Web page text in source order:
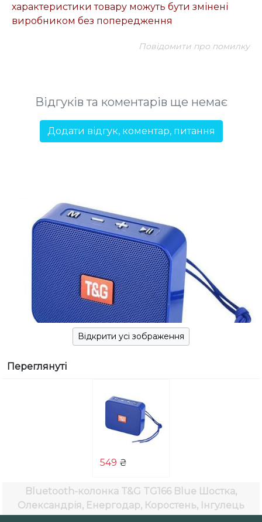
характеристики товару можуть бути змінені
виробником без попередження
Повідомити про помилку
Відгуків та коментарів ще немає
Додати відгук, коментар, питання
Відкрити усі зображення
Переглянуті
549 ₴
Bluetooth-колонка T&G TG166 Blue Шостка,
Олександрія, Енергодар, Коростень, Інгулець